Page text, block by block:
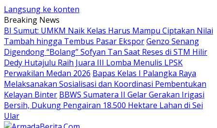
Langsung ke konten
Breaking News
BI Sumut: UMKM Naik Kelas Harus Mampu Ciptakan Nilai
Tambah hingga Tembus Pasar EksporGenzo Senang
Digendong “Bolang” Sofyan Tan Saat Reses di STM Hilir
Dedy Hutajulu Raih Juara III Lomba Menulis LPSK
Perwakilan Medan 2026 Bapas Kelas I Palangka Raya
Melaksanakan Sosialisasi dan Koordinasi Pembentukan
Kelayan Binter BBWS Sumatera II Gelar Gerakan Irigasi
Bersih, Dukung Pengairan 18.500 Hektare Lahan di Sei
Ular